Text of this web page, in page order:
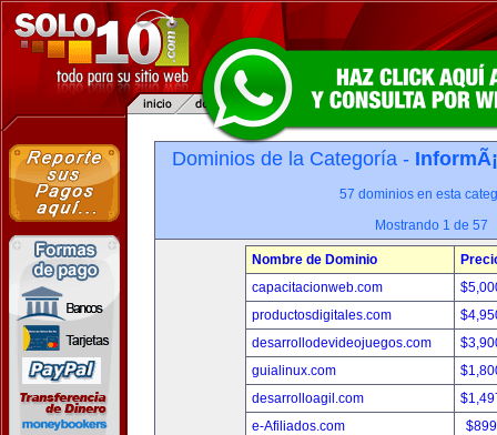
Dominios de la Categoría -
57 dominios en esta
Mostrando 1 de 57
Nombre de Dominio
capacitacionweb.com
productosdigitales.com
desarrollodevideojuegos.com
guialinux.com
desarrolloagil.com
e-Afiliados.com